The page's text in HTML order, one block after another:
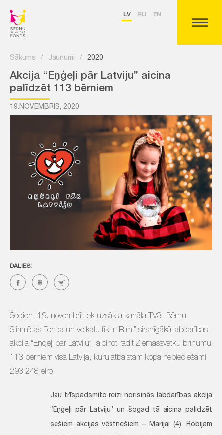
LV RU EN
Sākums / Jaunumi / 2020
Akcija “Eņģeļi pār Latviju” aicina
palīdzēt 113 bērniem
19.NOVEMBRIS, 2020
DALIES:
Šodien, 19. novembrī tiek uzsākta kanāla TV3, Bērnu
Slimnīcas Fonda un veikalu tīkla “Rimi” sirsnīgākā labdarības
akcija “Eņģeļi pār Latviju”, aicinot radīt Ziemassvētku brīnumu
113 bērniem visā Latvijā, kuru atbalstam kopā nepieciešami
293 248 eiro.
Jau trīspadsmito reizi norisinās labdarības akcija
“Eņģeļi pār Latviju” un šogad tā aicina palīdzēt
sešiem akcijas vēstnešiem – Marijai (4), Robijam